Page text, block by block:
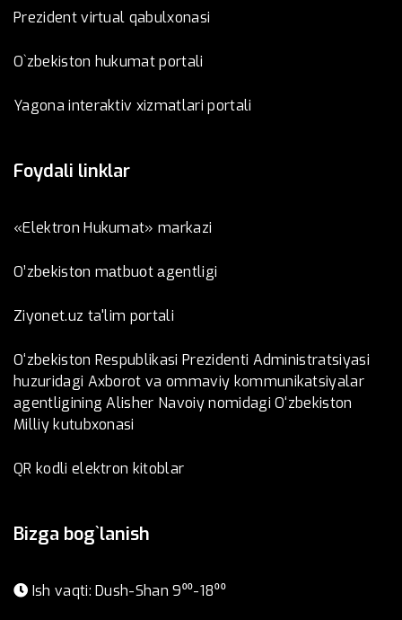
Prezident virtual qabulxonasi
O`zbekiston hukumat portali
Yagona interaktiv xizmatlari portali
Foydali linklar
«Elektron Hukumat» markazi
O’zbеkistоn mаtbuоt аgеntligi
Ziyonet.uz ta'lim portali
O‘zbekiston Respublikasi Prezidenti Administratsiyasi
huzuridagi Axborot va ommaviy kommunikatsiyalar
agentligining Alisher Navoiy nomidagi O‘zbekiston
Milliy kutubxonasi
QR kodli elektron kitoblar
Bizga bog`lanish
Ish vaqti: Dush-Shan 9⁰⁰-18⁰⁰